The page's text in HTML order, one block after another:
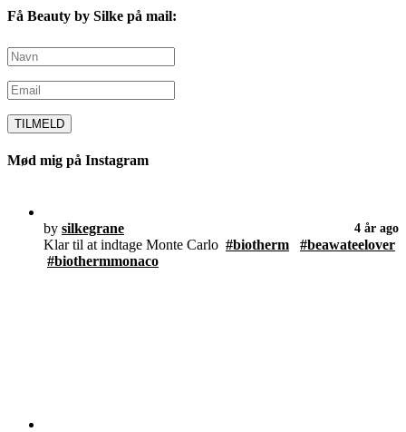
Få Beauty by Silke på mail:
Mød mig på Instagram
by silkegrane 4 år ago
Klar til at indtage Monte Carlo #biotherm
#beawateelover
#biothermmonaco